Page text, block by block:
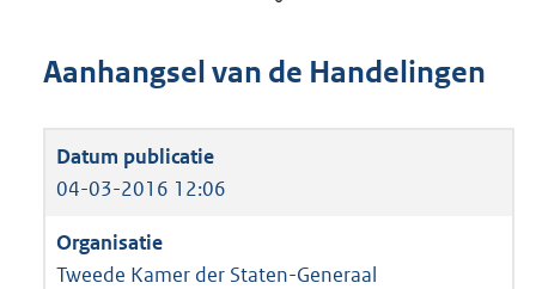
Aanhangsel van de Handelingen
04-03-2016 12:06
Tweede Kamer der Staten-Generaal